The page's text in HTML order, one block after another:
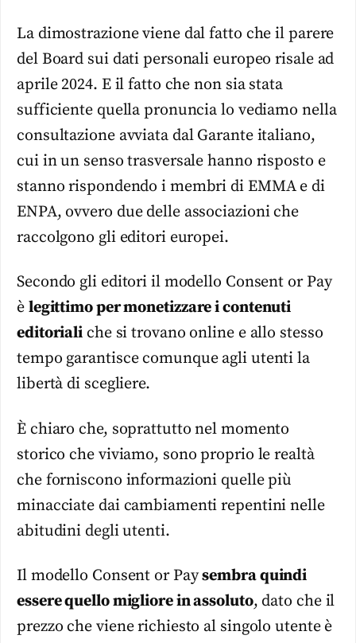
La dimostrazione viene dal fatto che il parere
del Board sui dati personali europeo risale ad
aprile 2024. E il fatto che non sia stata
sufficiente quella pronuncia lo vediamo nella
consultazione avviata dal Garante italiano,
cui in un senso trasversale hanno risposto e
stanno rispondendo i membri di EMMA e di
ENPA, ovvero due delle associazioni che
raccolgono gli editori europei.
Secondo gli editori il modello Consent or Pay
è legittimo per monetizzare i contenuti
editoriali che si trovano online e allo stesso
tempo garantisce comunque agli utenti la
libertà di scegliere.
È chiaro che, soprattutto nel momento
storico che viviamo, sono proprio le realtà
che forniscono informazioni quelle più
minacciate dai cambiamenti repentini nelle
abitudini degli utenti.
Il modello Consent or Paysembra quindi
essere quello migliore in assoluto, dato che il
prezzo che viene richiesto al singolo utente è